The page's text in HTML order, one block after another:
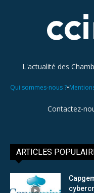
L'actualité des
Qui sommes-nous ?•
Contactez-
ARTICLES